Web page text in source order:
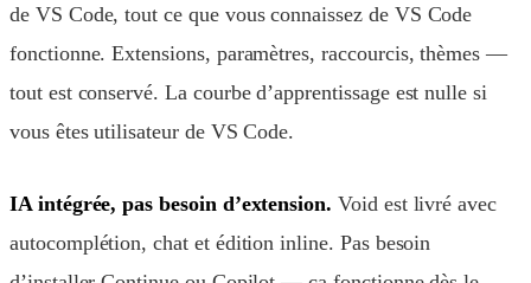
de VS Code, tout ce que vous connaissez de VS Code
fonctionne. Extensions, paramètres, raccourcis, thèmes —
tout est conservé. La courbe d’apprentissage est nulle si
vous êtes utilisateur de VS Code.
IA intégrée, pas besoin d’extension. Void est livré avec
autocomplétion, chat et édition inline. Pas besoin